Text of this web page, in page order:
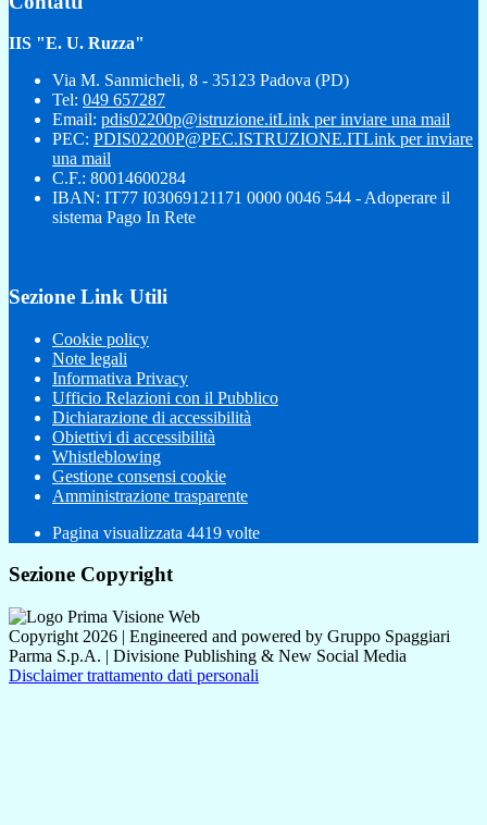
IIS "E. U. Ruzza"
Via M. Sanmicheli, 8 - 35123 Padova (PD)
Tel: 049 657287
Email: pdis02200p@istruzione.itLink per inviare una mail
PEC: PDIS02200P@PEC.ISTRUZIONE.ITLink per inviare
una mail
C.F.: 80014600284
IBAN: IT77 I03069121171 0000 0046 544 - Adoperare il
sistema Pago In Rete
Sezione Link Utili
Cookie policy
Note legali
Informativa Privacy
Ufficio Relazioni con il Pubblico
Dichiarazione di accessibilità
Obiettivi di accessibilità
Whistleblowing
Gestione consensi cookie
Amministrazione trasparente
Pagina visualizzata 4419 volte
Sezione Copyright
Copyright 2026 | Engineered and powered by Gruppo Spaggiari
Parma S.p.A. | Divisione Publishing & New Social Media
Disclaimer trattamento dati personali